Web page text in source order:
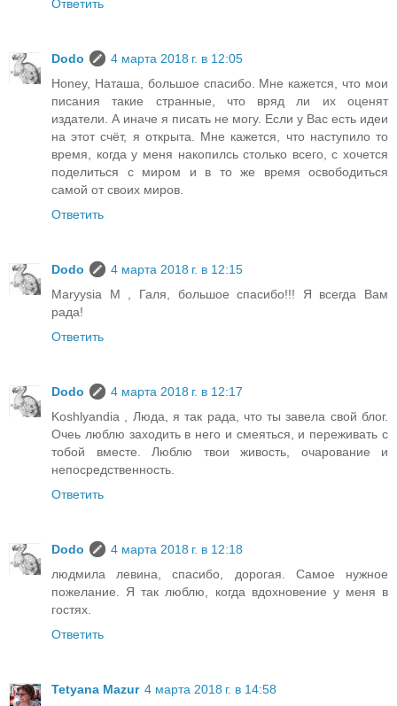
Ответить
Dodo
4 марта 2018 г. в 12:05
Honey, Наташа, большое спасибо. Мне кажется, что мои
писания такие странные, что вряд ли их оценят
издатели. А иначе я писать не могу. Если у Вас есть идеи
на этот счёт, я открыта. Мне кажется, что наступило то
время, когда у меня накопилсь столько всего, с хочется
поделиться с миром и в то же время освободиться
самой от своих миров.
Ответить
Dodo
4 марта 2018 г. в 12:15
Maryysia M , Галя, большое спасибо!!! Я всегда Вам
рада!
Ответить
Dodo
4 марта 2018 г. в 12:17
Koshlyandia , Люда, я так рада, что ты завела свой блог.
Очеь люблю заходить в него и смеяться, и переживать с
тобой вместе. Люблю твои живость, очарование и
непосредственность.
Ответить
Dodo
4 марта 2018 г. в 12:18
людмила левина, спасибо, дорогая. Самое нужное
пожелание. Я так люблю, когда вдохновение у меня в
гостях.
Ответить
Tetyana Mazur 4 марта 2018 г. в 14:58